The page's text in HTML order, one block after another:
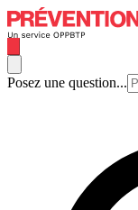
Posez une question...